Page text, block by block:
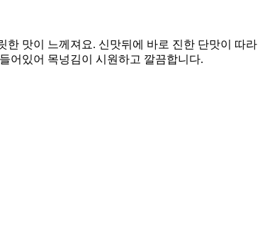
맛이 느께져요. 신맛뒤에 바로 진한 단맛이 따라
어있어 목넝김이 시원하고 깔끔합니다.